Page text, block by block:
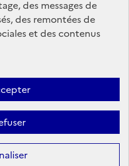
des messages de
des remontées de
et des contenus
des témoins de connexion
de ce site sont sous